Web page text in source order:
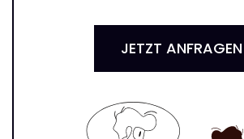
JETZT ANFRAGEN